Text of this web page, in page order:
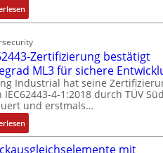
-
I
d
u
s
t
r
i
e
:
M
b
i
l
f
u
n
k
Zertifizierung bestätigt
ML3 für sichere
Industrial hat seine
IEC62443-4-1:2018 durch TÜV Süd
und erstmals…
:
I
E
mit